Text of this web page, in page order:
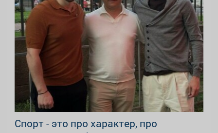
Спорт - это про характер, про